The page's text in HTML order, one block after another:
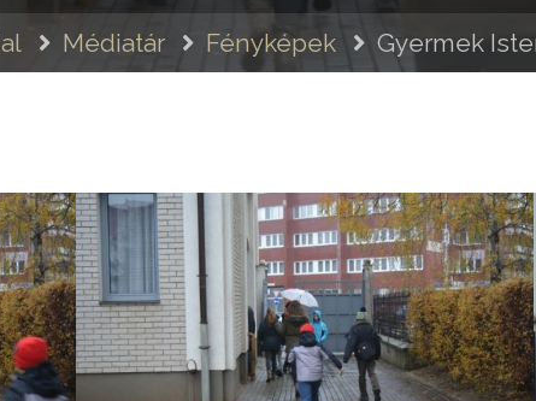
Médiatár Fényképek Gyermek